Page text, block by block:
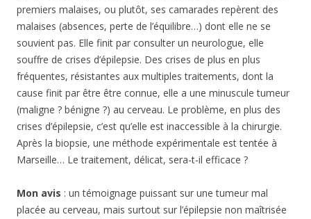
premiers malaises, ou plutôt, ses camarades repèrent des
malaises (absences, perte de l’équilibre…) dont elle ne se
souvient pas. Elle finit par consulter un neurologue, elle
souffre de crises d’épilepsie. Des crises de plus en plus
fréquentes, résistantes aux multiples traitements, dont la
cause finit par être être connue, elle a une minuscule tumeur
(maligne ? bénigne ?) au cerveau. Le problème, en plus des
crises d’épilepsie, c’est qu’elle est inaccessible à la chirurgie.
Après la biopsie, une méthode expérimentale est tentée à
Marseille… Le traitement, délicat, sera-t-il efficace ?
Mon avis : un témoignage puissant sur une tumeur mal
placée au cerveau, mais surtout sur l’épilepsie non maîtrisée